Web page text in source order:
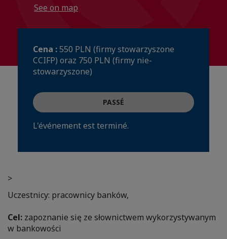
See on map
Cena :550 PLN (firmy stowarzyszone
CCIFP) oraz 750 PLN (firmy nie-
stowarzyszone)
PASSÉ
L'événement est terminé.
>
Uczestnicy: pracownicy banków,
Cel: zapoznanie się ze słownictwem wykorzystywanym
w bankowości